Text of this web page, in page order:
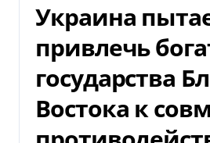
Украина
привлечь
государства
Востока к